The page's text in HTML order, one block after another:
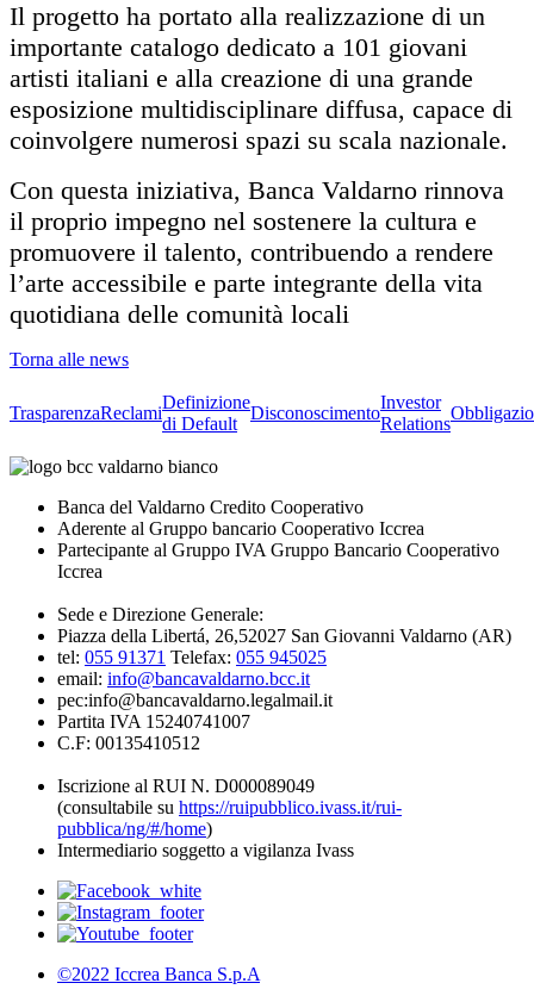
Il progetto ha portato alla realizzazione di un
importante catalogo dedicato a 101 giovani
artisti italiani e alla creazione di una grande
esposizione multidisciplinare diffusa, capace di
coinvolgere numerosi spazi su scala nazionale.
Con questa iniziativa, Banca Valdarno rinnova
il proprio impegno nel sostenere la cultura e
promuovere il talento, contribuendo a rendere
l’arte accessibile e parte integrante della vita
quotidiana delle comunità locali
Torna alle news
TrasparenzaReclami
Definizione
di Default
Disconoscimento
Investor
Relations
Banca del Valdarno Credito Cooperativo
Aderente al Gruppo bancario Cooperativo Iccrea
Partecipante al Gruppo IVA Gruppo Bancario Cooperativo
Iccrea
Sede e Direzione Generale:
Piazza della Libertá, 26,52027 San Giovanni Valdarno (AR)
tel: 055 91371 Telefax: 055 945025
email: info@bancavaldarno.bcc.it
pec:info@bancavaldarno.legalmail.it
Partita IVA 15240741007
C.F: 00135410512
Iscrizione al RUI N. D000089049
(consultabile su https://ruipubblico.ivass.it/rui-
pubblica/ng/#/home)
Intermediario soggetto a vigilanza Ivass
©2022 Iccrea Banca S.p.A